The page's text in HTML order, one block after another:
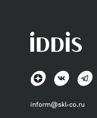
inform@skl-co.ru